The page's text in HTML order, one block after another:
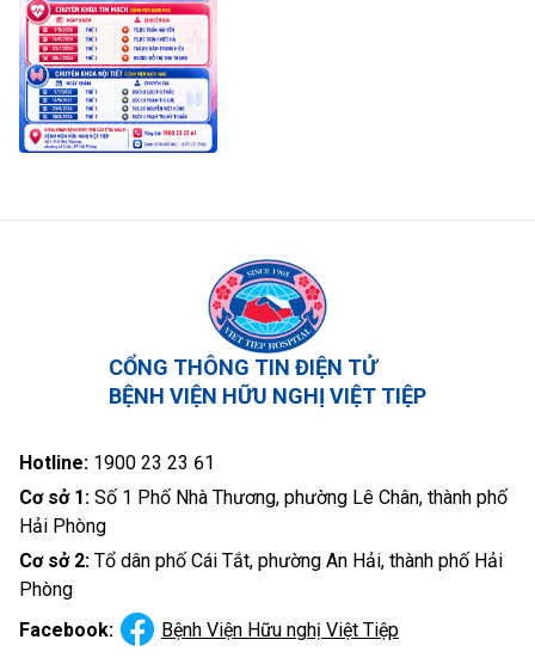
CỔNG THÔNG TIN ĐIỆN TỬ
BỆNH VIỆN HỮU NGHỊ VIỆT TIỆP
Hotline: 1900 23 23 61
Cơ sở 1: Số 1 Phố Nhà Thương, phường Lê Chân, thành phố
Hải Phòng
Cơ sở 2: Tổ dân phố Cái Tắt, phường An Hải, thành phố Hải
Phòng
Facebook:
Bệnh Viện Hữu nghị Việt Tiệp